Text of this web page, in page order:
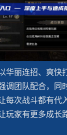
华丽连招、爽快
调团队配合，同
每次战斗都有代
玩家有更多成长